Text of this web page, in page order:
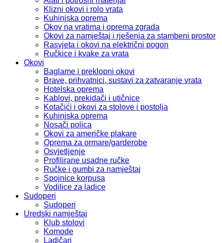
Klizni okovi i rolo vrata
Kuhinjska oprema
Okov na vratima i oprema zgrada
Okovi za namještaj i rješenja za stambeni prostor
Rasvjeta i okovi na električni pogon
Ručkice i kvake za vrata
Okovi
Baglame i preklopni okovi
Brave, prihvatnici, sustavi za zatvaranje vrata
Hotelska oprema
Kablovi, prekidači i utičnice
Kotačići i okovi za stolove i postolja
Kuhinjska oprema
Nosači polica
Okovi za američke plakare
Oprema za ormare/garderobe
Osvjetljenje
Profilirane usadne ručke
Ručke i gumbi za namještaj
Spojnice korpusa
Vodilice za ladice
Sudoperi
Sudoperi
Uredski namještaj
Klub stolovi
Komode
Ladičari